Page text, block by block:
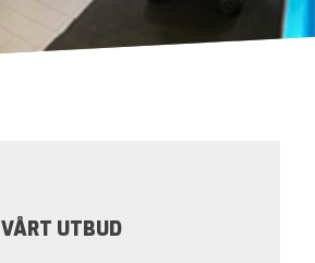
VÅRT UTBUD